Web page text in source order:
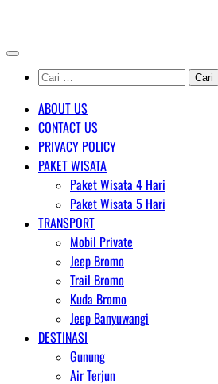
content
Cari
untuk:
ABOUT US
CONTACT US
PRIVACY POLICY
PAKET WISATA
Paket Wisata 4 Hari
Paket Wisata 5 Hari
TRANSPORT
Mobil Private
Jeep Bromo
Trail Bromo
Kuda Bromo
Jeep Banyuwangi
DESTINASI
Gunung
Air Terjun